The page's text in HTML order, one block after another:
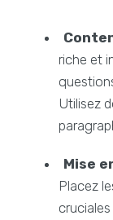
riche et
Utilisez
Mise
Placez